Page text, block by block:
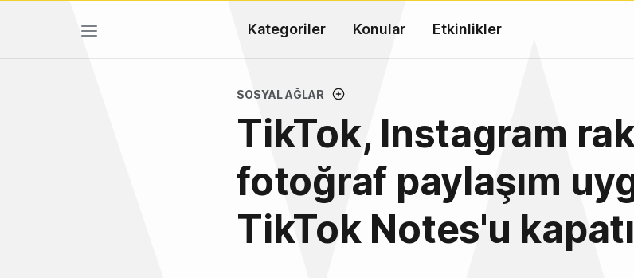
Kategoriler Konular Etkinlikler
SOSYAL AĞLAR
TikTok, Instagram
fotoğraf paylaşım
TikTok Notes'u